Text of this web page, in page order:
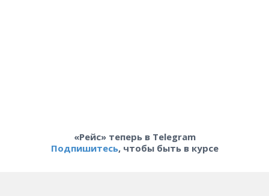
«Рейс» теперь в Telegram
Подпишитесь, чтобы быть в курсе